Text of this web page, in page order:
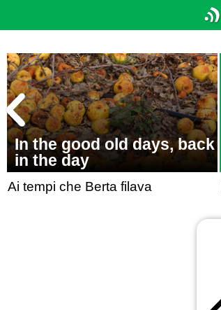
In the good old days, back
in the day
Ai tempi che Berta filava